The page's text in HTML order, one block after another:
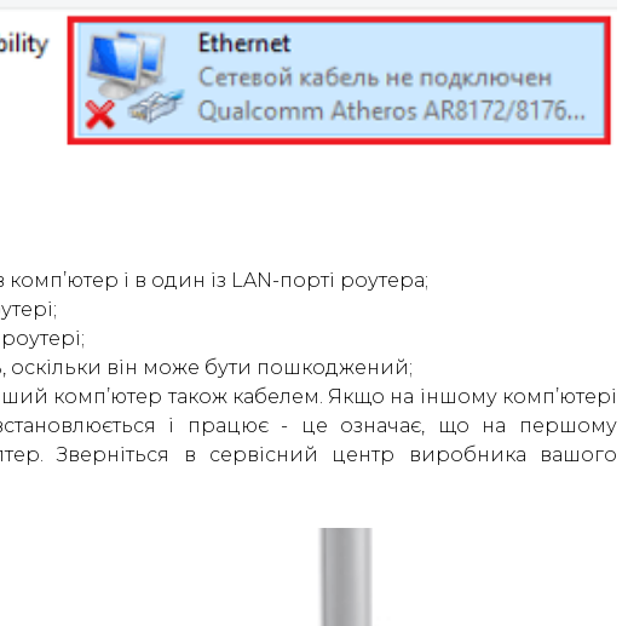
і в один із LAN-порті роутера;
оскільки він може бути пошкоджений;
комп’ютер також кабелем. Якщо на іншому комп’ютері
і працює - це означає, що на першому
Зверніться в сервісний центр виробника вашого